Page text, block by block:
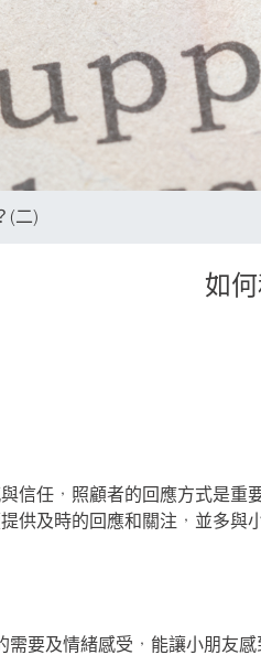
(二)
如
信任，照顧者的回應方式是重
供及時的回應和關注，並多
需要及情緒感受，能讓小朋友